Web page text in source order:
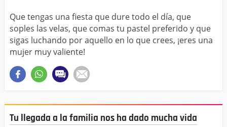
Que tengas una fiesta que dure todo el día, que
soples las velas, que comas tu pastel preferido y que
sigas luchando por aquello en lo que crees, ¡eres una
mujer muy valiente!
Tu llegada a la familia nos ha dado mucha vida